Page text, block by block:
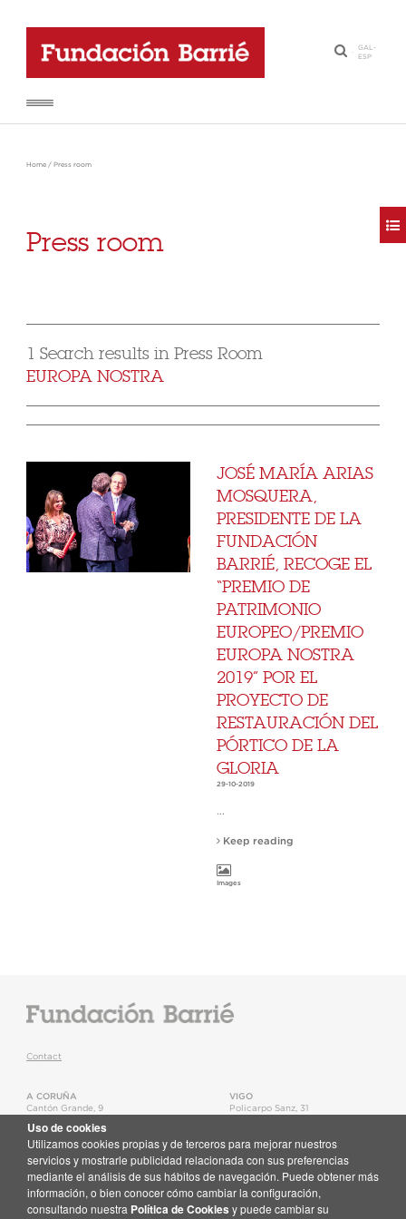
·
GAL-
ESP
Home / Press room
Press room
1 Search results in Press Room
EUROPA NOSTRA
JOSÉ MARÍA ARIAS
MOSQUERA,
PRESIDENTE DE LA
FUNDACIÓN
BARRIÉ, RECOGE EL
“PREMIO DE
PATRIMONIO
EUROPEO/PREMIO
EUROPA NOSTRA
2019” POR EL
PROYECTO DE
RESTAURACIÓN DEL
PÓRTICO DE LA
GLORIA
29-10-2019
Keep reading
Images
Contact
A CORUÑA
Cantón Grande, 9
T.+34 981 22 15 25
Map
VIGO
Policarpo Sanz, 31
Map
Receive email updates about the Fundación Barrié activities
Subscribe here
Uso de cookies
Utilizamos cookies propias y de terceros para mejorar nuestros
servicios y mostrarle publicidad relacionada con sus preferencias
mediante el análisis de sus hábitos de navegación. Puede obtener más
información, o bien conocer cómo cambiar la configuración,
consultando nuestra Política de Cookies y puede cambiar su